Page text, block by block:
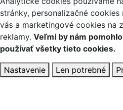
stránky, personalizačné
vás a marketingové cookies na
reklamy. Veľmi by nám
používať všetky tieto cookies.
Nastavenie Len potrebné